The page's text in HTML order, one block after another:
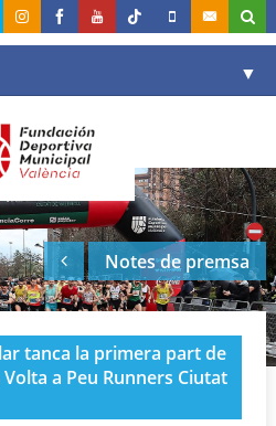
▼
▼
▼
Notes de premsa
tanca la primera part de
a Peu Runners Ciutat